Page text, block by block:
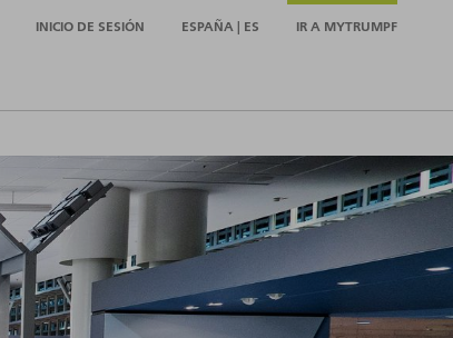
INICIO DE SESIÓN ESPAÑA | ES IR A MYTRUMPF